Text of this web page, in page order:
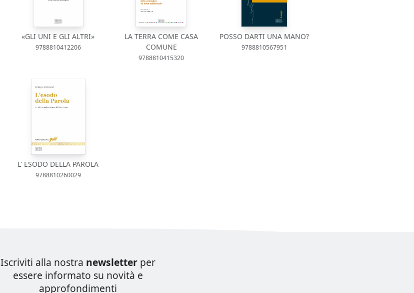
«GLI UNI E GLI ALTRI»
9788810412206
LA TERRA COME CASA
COMUNE
9788810415320
POSSO DARTI UNA MANO?
9788810567951
L' ESODO DELLA PAROLA
9788810260029
Iscriviti alla nostra newsletter per
essere informato su novità e
approfondimenti